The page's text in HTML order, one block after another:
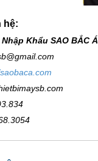
hệ:
Khẩu SAO BẮC Á